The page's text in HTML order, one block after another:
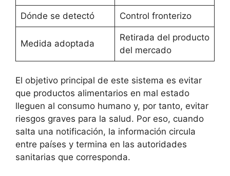
Dónde se detectó Control fronterizo
Medida adoptada
Retirada del producto
del mercado
El objetivo principal de este sistema es evitar
que productos alimentarios en mal estado
lleguen al consumo humano y, por tanto, evitar
riesgos graves para la salud. Por eso, cuando
salta una notificación, la información circula
entre países y termina en las autoridades
sanitarias que corresponda.